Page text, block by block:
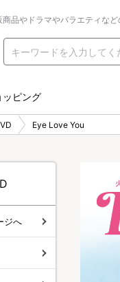
品やドラマやバラエティな
ッピング
Eye Love You
ジへ